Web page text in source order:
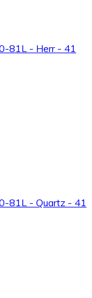
81L - Herr - 41
81L - Quartz - 41